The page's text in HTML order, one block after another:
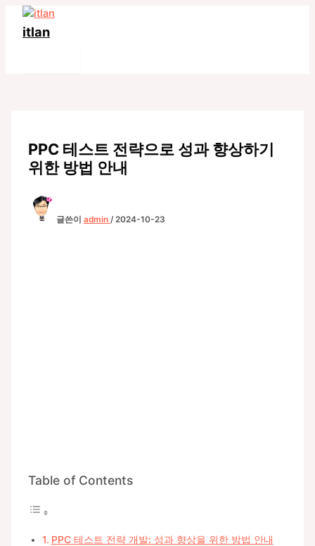
itlan
PPC 테스트 전략으로 성과 향상하기
위한 방법 안내
글쓴이 admin /2024-10-23
Table of Contents
PPC 테스트 전략 개발: 성과 향상을 위한 방법 안내